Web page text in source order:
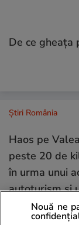
De ce gheața
Știri România
Haos pe
peste 20 de
în urma unui
autoturism și
Nouă ne